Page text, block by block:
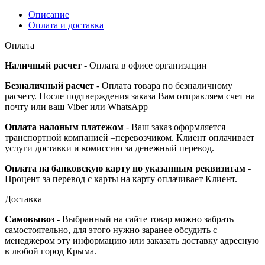
Описание
Оплата и доставка
Оплата
Наличный расчет - Оплата в офисе организации
Безналичный расчет - Оплата товара по безналичному
расчету. После подтверждения заказа Вам отправляем счет на
почту или ваш Viber или WhatsApp
Оплата налоным платежом - Ваш заказ оформляется
транспортной компанией –перевозчиком. Клиент оплачивает
услуги доставки и комиссию за денежный перевод.
Оплата на банковскую карту по указанным реквизитам -
Процент за перевод с карты на карту оплачивает Клиент.
Доставка
Самовывоз - Выбранный на сайте товар можно забрать
самостоятельно, для этого нужно заранее обсудить с
менеджером эту информацию или заказать доставку адресную
в любой город Крыма.